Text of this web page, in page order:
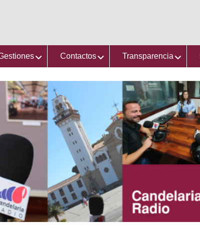
Contactos Transparencia